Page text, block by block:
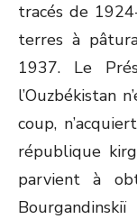
tracés de
terres à
1937. Le
l’Ouzbékistan
coup,
république
parvient à